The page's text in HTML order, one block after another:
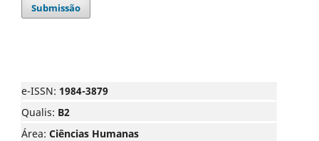
Submissão
e-ISSN: 1984-3879
Qualis: B2
Área: Ciências Humanas